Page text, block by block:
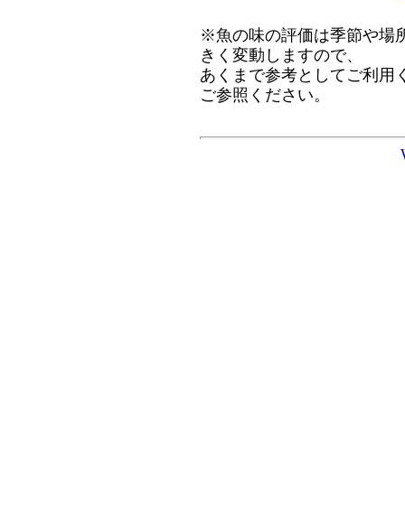
※魚の味の評価は季節や場
きく変動しますので、
あくまで参考としてご利
ご参照ください。